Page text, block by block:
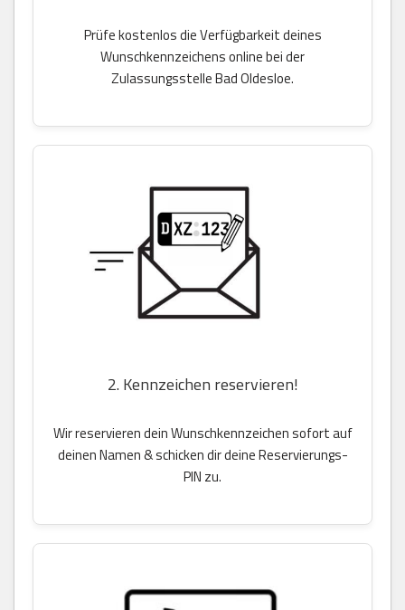
Prüfe kostenlos die Verfügbarkeit deines
Wunschkennzeichens online bei der
Zulassungsstelle Bad Oldesloe.
2. Kennzeichen reservieren!
Wir reservieren dein Wunschkennzeichen sofort auf
deinen Namen & schicken dir deine Reservierungs-
PIN zu.